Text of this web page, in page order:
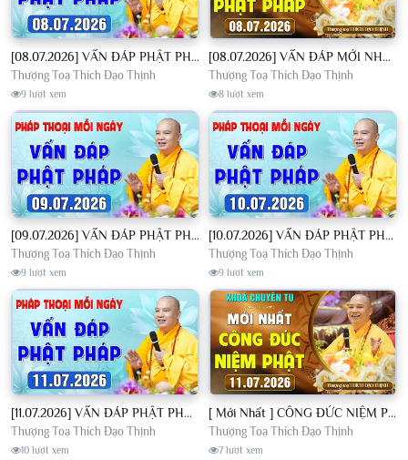
[08.07.2026] VẤN ĐÁP PHẬT PHÁP - Nghe Thầy giảng Pháp mỗi ngày CÔNG ĐỨC VÔ LƯỢNG│TT. Thích Đạo Thịnh
Thượng Toạ Thích Đạo Thịnh
9 lượt xem
[08.07.2026] VẤN ĐÁP MỚI NHẤT - Pháp Hội Địa Tạng Chùa Khai Nguyên | TT. Thích Đạo Thịnh
Thượng Toạ Thích Đạo Thịnh
8 lượt xem
[09.07.2026] VẤN ĐÁP PHẬT PHÁP - Nghe Thầy giảng Pháp mỗi ngày CÔNG ĐỨC VÔ LƯỢNG│TT. Thích Đạo Thịnh
Thượng Toạ Thích Đạo Thịnh
9 lượt xem
[10.07.2026] VẤN ĐÁP PHẬT PHÁP - Nghe Thầy giảng Pháp mỗi ngày CÔNG ĐỨC VÔ LƯỢNG│TT. Thích Đạo Thịnh
Thượng Toạ Thích Đạo Thịnh
9 lượt xem
[11.07.2026] VẤN ĐÁP PHẬT PHÁP - Nghe Thầy giảng Pháp mỗi ngày CÔNG ĐỨC VÔ LƯỢNG│TT. Thích Đạo Thịnh
Thượng Toạ Thích Đạo Thịnh
10 lượt xem
[ Mới Nhất ] CÔNG ĐỨC NIỆM PHẬT - Khoá Chuyên Tu Chùa Khai Nguyên 11/07/2026 | TT. Thích Đạo Thịnh
Thượng Toạ Thích Đạo Thịnh
7 lượt xem